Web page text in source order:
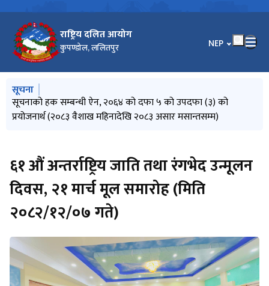
राष्ट्रिय दलित आयोग
कुपण्डोल, ललितपुर भाषा चयन गर्नुहोस्
NEP
मुख्य नेभिगेसनमा जानुहोस्
सूचना
लेख रचना उपलब्ध गराउने सम्बन्धी सूचना
सूचनाको हक सम्बन्धी ऐन, २०६४ को दफा ५ को उपदफा (३) को
प्रयोजनार्थ (२०८३ वैशाख महिनादेखि २०८३ असार मसान्तसम्म)
जातीय छुवाछूत तथा भेदभाव उन्मूलन दिवस, जेठ २१, २०८३ को सन्दर्भमा
आयोगको शुभकामना सन्देश
सूचना प्रविधि विस्तारः दिगो विकासको आधार
प्रेस विज्ञप्ति (सिन्धुली घटनाबारे आयोगको ध्यानाकर्षण)
६१ औं अन्तर्राष्ट्रिय जाति तथा रंगभेद उन्मूलन
दिवस, २१ मार्च मूल समारोह (मिति
२०८२/१२/०७ गते)